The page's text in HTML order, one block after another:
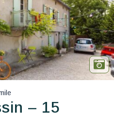
mundial
– 15